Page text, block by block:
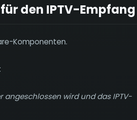
den IPTV-Empfang
Komponenten.
angeschlossen wird und das IPTV-